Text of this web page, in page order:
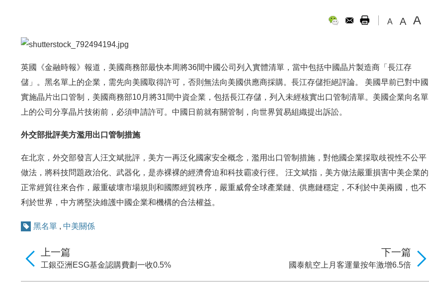
A A A
英國《金融時報》報道，美國商務部最快本周將36間中國公司列入實體清單，當中包括中國晶片製造商「長江存
儲」。黑名單上的企業，需先向美國取得許可，否則無法向美國供應商採購。長江存儲拒絕評論。 美國早前已對中國
實施晶片出口管制，美國商務部10月將31間中資企業，包括長江存儲，列入未經核實出口管制清單。美國企業向名單
上的公司分享晶片技術前，必須申請許可。中國日前就有關管制，向世界貿易組織提出訴訟。
外交部批評美方濫用出口管制措施
在北京，外交部發言人汪文斌批評，美方一再泛化國家安全概念，濫用出口管制措施，對他國企業採取歧視性不公平
做法，將科技問題政治化、武器化，是赤裸裸的經濟脅迫和科技霸凌行徑。 汪文斌指，美方做法嚴重損害中美企業的
正常經貿往來合作，嚴重破壞市場規則和國際經貿秩序，嚴重威脅全球產業鏈、供應鏈穩定，不利於中美兩國，也不
利於世界，中方將堅決維護中國企業和機構的合法權益。
黑名單 , 中美關係
下一篇
國泰航空上月客運量按年激增6.5倍
上一篇
工銀亞洲ESG基金認購費劃一收0.5%